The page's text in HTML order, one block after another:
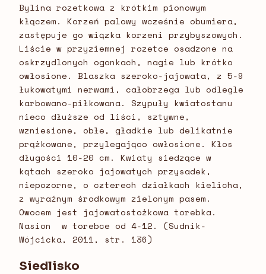
Bylina rozetkowa z krótkim pionowym
kłączem. Korzeń palowy wcześnie obumiera,
zastępuje go wiązka korzeni przybyszowych.
Liście w przyziemnej rozetce osadzone na
oskrzydlonych ogonkach, nagie lub krótko
owłosione. Blaszka szeroko-jajowata, z 5-9
łukowatymi nerwami, całobrzega lub odlegle
karbowano-piłkowana. Szypuły kwiatostanu
nieco dłuższe od liści, sztywne,
wzniesione, obłe, gładkie lub delikatnie
prążkowane, przylegająco owłosione. Kłos
długości 10-20 cm. Kwiaty siedzące w
kątach szeroko jajowatych przysadek,
niepozorne, o czterech działkach kielicha,
z wyraźnym środkowym zielonym pasem.
Owocem jest jajowatostożkowa torebka.
Nasion w torebce od 4-12. (Sudnik-
Wójcicka, 2011, str. 136)
Siedlisko